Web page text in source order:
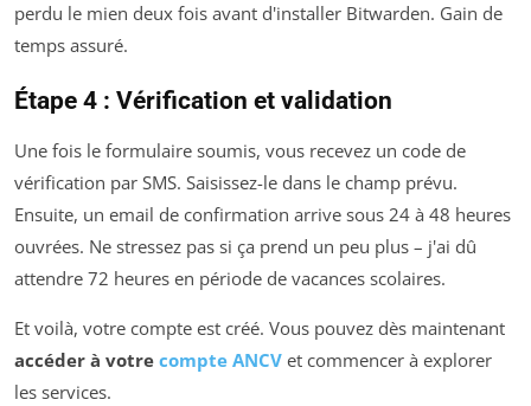
perdu le mien deux fois avant d'installer Bitwarden. Gain de
temps assuré.
Étape 4 : Vérification et validation
Une fois le formulaire soumis, vous recevez un code de
vérification par SMS. Saisissez-le dans le champ prévu.
Ensuite, un email de confirmation arrive sous 24 à 48 heures
ouvrées. Ne stressez pas si ça prend un peu plus – j'ai dû
attendre 72 heures en période de vacances scolaires.
Et voilà, votre compte est créé. Vous pouvez dès maintenant
accéder à votre compte ANCV et commencer à explorer
les services.